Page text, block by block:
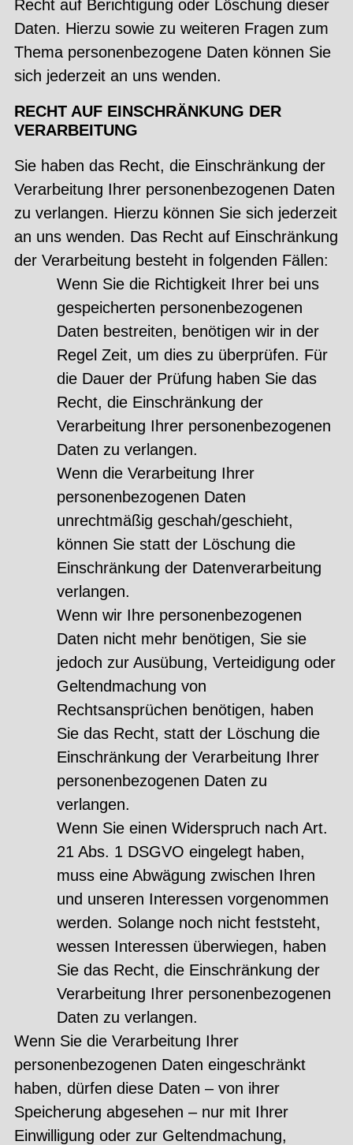
Recht auf Berichtigung oder Löschung dieser
Daten. Hierzu sowie zu weiteren Fragen zum
Thema personenbezogene Daten können Sie
sich jederzeit an uns wenden.
RECHT AUF EINSCHRÄNKUNG DER
VERARBEITUNG
Sie haben das Recht, die Einschränkung der
Verarbeitung Ihrer personenbezogenen Daten
zu verlangen. Hierzu können Sie sich jederzeit
an uns wenden. Das Recht auf Einschränkung
der Verarbeitung besteht in folgenden Fällen:
Wenn Sie die Richtigkeit Ihrer bei uns
gespeicherten personenbezogenen
Daten bestreiten, benötigen wir in der
Regel Zeit, um dies zu überprüfen. Für
die Dauer der Prüfung haben Sie das
Recht, die Einschränkung der
Verarbeitung Ihrer personenbezogenen
Daten zu verlangen.
Wenn die Verarbeitung Ihrer
personenbezogenen Daten
unrechtmäßig geschah/geschieht,
können Sie statt der Löschung die
Einschränkung der Datenverarbeitung
verlangen.
Wenn wir Ihre personenbezogenen
Daten nicht mehr benötigen, Sie sie
jedoch zur Ausübung, Verteidigung oder
Geltendmachung von
Rechtsansprüchen benötigen, haben
Sie das Recht, statt der Löschung die
Einschränkung der Verarbeitung Ihrer
personenbezogenen Daten zu
verlangen.
Wenn Sie einen Widerspruch nach Art.
21 Abs. 1 DSGVO eingelegt haben,
muss eine Abwägung zwischen Ihren
und unseren Interessen vorgenommen
werden. Solange noch nicht feststeht,
wessen Interessen überwiegen, haben
Sie das Recht, die Einschränkung der
Verarbeitung Ihrer personenbezogenen
Daten zu verlangen.
Wenn Sie die Verarbeitung Ihrer
personenbezogenen Daten eingeschränkt
haben, dürfen diese Daten – von ihrer
Speicherung abgesehen – nur mit Ihrer
Einwilligung oder zur Geltendmachung,